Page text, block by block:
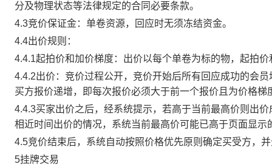
分及物理状态等法律规定的合同必要条款。
4.3竞价保证金：单卷资源，回应时无须冻结资金。
4.4出价规则：
4.4.1起拍价和加价梯度：出价以每个单卷为标的物，起拍
4.4.2出价：竞价过程公开，竞价开始后所有回应成功的会
买方报价递增，即每次报价必须大于前一个报价且为价格
4.4.3买家出价之后，经系统提示，若高于当前最高价则出
相近时间出价的情况，系统当前最高价可能已高于页面显示
4.5竞价结束后，系统自动按照价格优先原则确定买受方，
5挂牌交易